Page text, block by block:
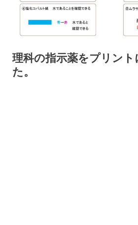
理科の指示薬をプリン
た。